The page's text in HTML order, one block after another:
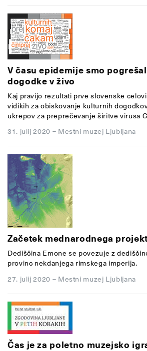
V času epidemije smo
dogodke v živo
Kaj pravijo rezultati prve slovenske
vidikih za obiskovanje kulturnih
ukrepov za preprečevanje širitve virusa
31. julij 2020 – Mestni muzej Ljubljana
Začetek mednarodnega
Dediščina Emone se povezuje z
provinc nekdanjega rimskega imperija.
27. julij 2020 – Mestni muzej Ljubljana
Čas je za poletno muzejsko